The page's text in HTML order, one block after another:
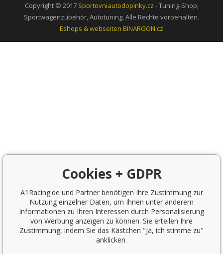
Copyright © 2017 Sportovniautodoplnky.cz - Tuning-Shop,
Sportwagenzubehör, Autotuning. Alle Rechte vorbehalten.
Eshops & webseiten BINARGON.cz
Cookies + GDPR
A1Racing.de und Partner benötigen Ihre Zustimmung zur
Nutzung einzelner Daten, um Ihnen unter anderem
Informationen zu Ihren Interessen durch Personalisierung
von Werbung anzeigen zu können. Sie erteilen Ihre
Zustimmung, indem Sie das Kästchen "Ja, ich stimme zu"
anklicken.